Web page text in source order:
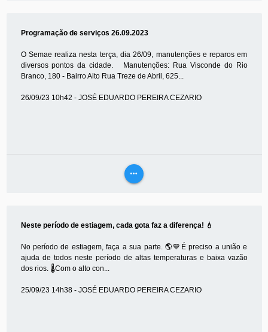
Programação de serviços 26.09.2023
O Semae realiza nesta terça, dia 26/09, manutenções e reparos em
diversos pontos da cidade. Manutenções: Rua Visconde do Rio
Branco, 180 - Bairro Alto Rua Treze de Abril, 625...
26/09/23 10h42 - JOSÉ EDUARDO PEREIRA CEZARIO
more_horiz
Neste período de estiagem, cada gota faz a diferença! 💧
No período de estiagem, faça a sua parte. 🌎💙É preciso a união e
ajuda de todos neste período de altas temperaturas e baixa vazão
dos rios. 🌡Com o alto con...
25/09/23 14h38 - JOSÉ EDUARDO PEREIRA CEZARIO